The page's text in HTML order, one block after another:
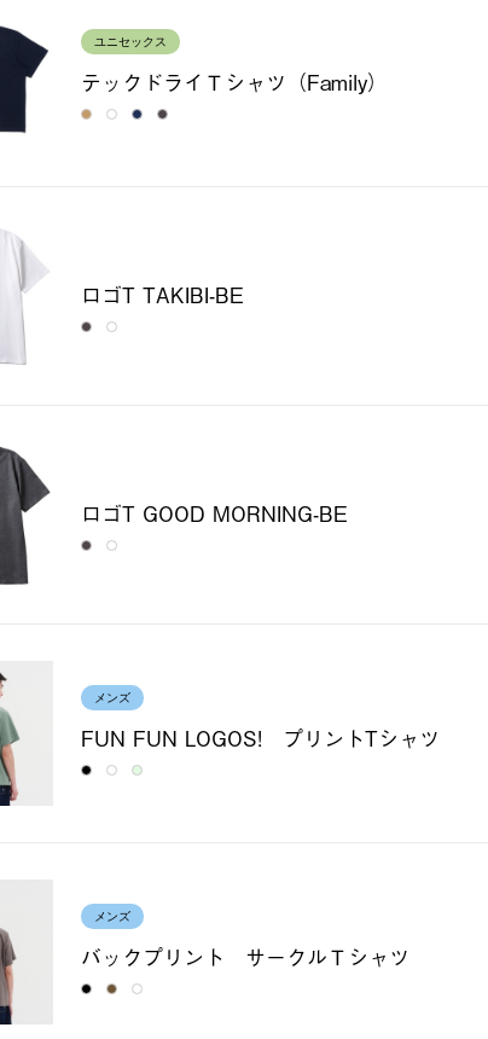
ユニセックス
テックドライＴシャツ（Family）
ロゴT TAKIBI-BE
ロゴT GOOD MORNING-BE
メンズ
FUN FUN LOGOS! プリントTシャツ
メンズ
バックプリント サークルＴシャツ